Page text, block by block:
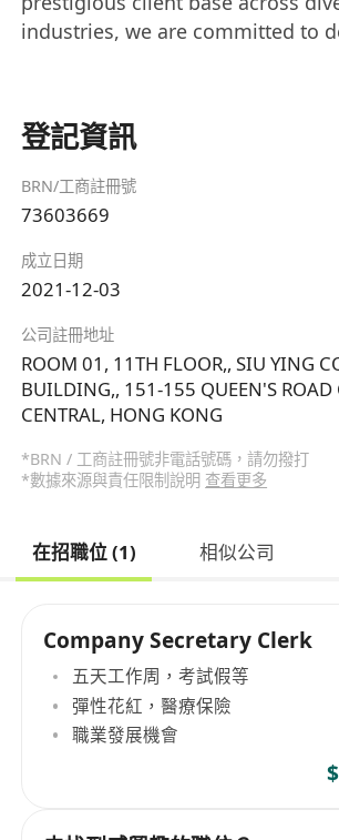
industries, we are committed to
登記資訊
BRN/工商註冊號
73603669
成立日期
2021-12-03
公司註冊地址
ROOM 01, 11TH FLOOR,, SIU YING
BUILDING,, 151-155 QUEEN'S ROAD
CENTRAL, HONG KONG
*BRN / 工商註冊號非電話號碼，請勿撥打
*數據來源與責任限制說明 查看更多
在招職位 (1) 相似公司
Company Secretary Clerk
五天工作周，考試假等
彈性花紅，醫療保險
職業發展機會